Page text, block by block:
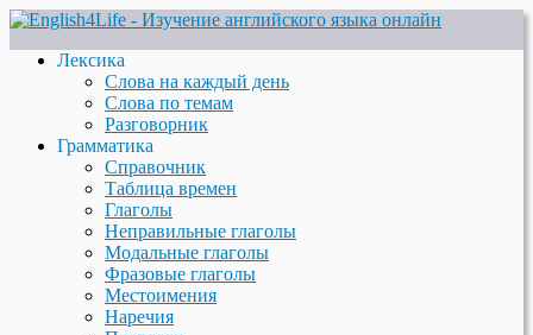
Лексика
Слова на каждый день
Слова по темам
Разговорник
Грамматика
Справочник
Таблица времен
Глаголы
Неправильные глаголы
Модальные глаголы
Фразовые глаголы
Местоимения
Наречия